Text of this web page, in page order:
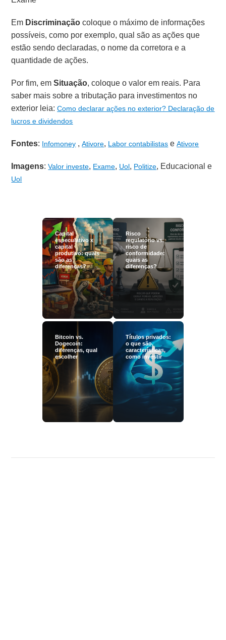
Em Discriminaçãocoloque o máximo de informações
possíveis, como por exemplo, qual são as ações que
estão sendo declaradas, o nome da corretora e a
quantidade de ações.
Por fim, emSituação, coloque o valor em reais. Para
saber mais sobre a tributação para investimentos no
exterior leia:Como declarar ações no exterior? Declaração de
lucros e dividendos
Fontes: Infomoney ,Ativore, Labor contabilistas eAtivore
Imagens:Valor investe, Exame, Uol, Politize, Educacional e
Uol
Capital
especulativo x
capital
produtivo: quais
são as
diferenças?
Risco
regulatório vs.
risco de
conformidade:
quais as
diferenças?
Bitcoin vs.
Dogecoin:
diferenças, qual
escolher
Títulos privados:
o que são,
características,
como investir